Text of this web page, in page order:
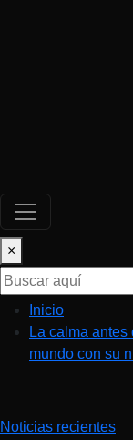
×
Inicio
La calma antes
mundo con su
Noticias recientes